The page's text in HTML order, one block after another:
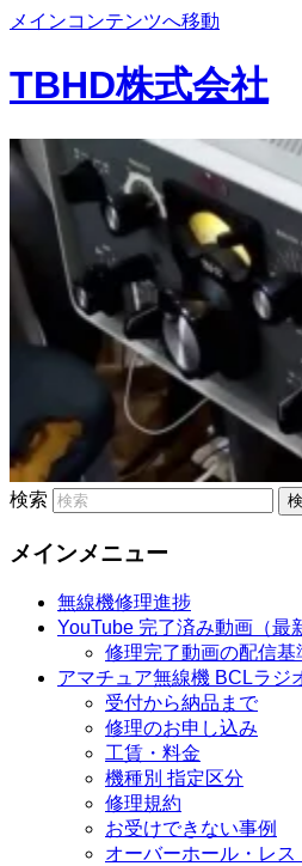
メインコンテンツへ移動
TBHD株式会社
検索
メインメニュー
無線機修理進捗
YouTube 完了済み動画（最
修理完了動画の配信基
アマチュア無線機 BCLラジ
受付から納品まで
修理のお申し込み
工賃・料金
機種別 指定区分
修理規約
お受けできない事例
オーバーホール・レス